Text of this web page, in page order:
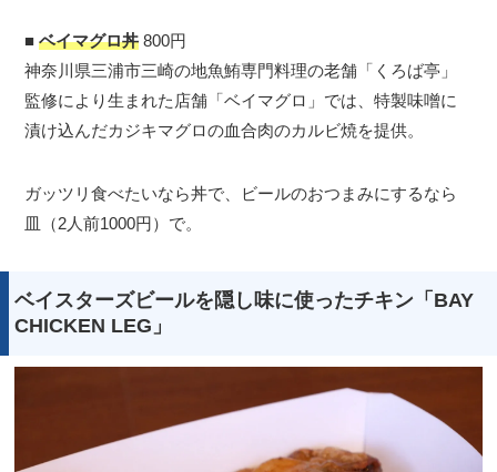
■ベイマグロ丼 800円
神奈川県三浦市三崎の地魚鮪専門料理の老舗「くろば亭」
監修により生まれた店舗「ベイマグロ」では、特製味噌に
漬け込んだカジキマグロの血合肉のカルビ焼を提供。
ガッツリ食べたいなら丼で、ビールのおつまみにするなら
皿（2人前1000円）で。
ベイスターズビールを隠し味に使ったチキン「BAY
CHICKEN LEG」